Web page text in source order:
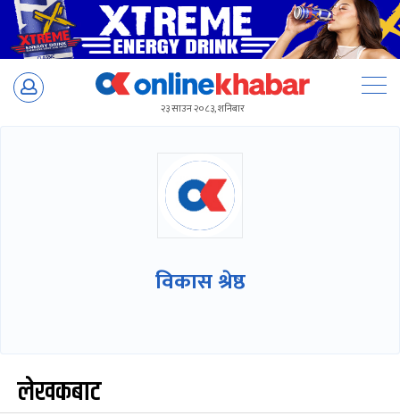
Skip
२३ साउन २०८३, शनिबार
विकास श्रेष्ठ
लेखकबाट